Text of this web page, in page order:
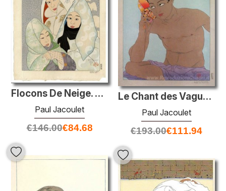
Flocons De Neige. Pengyong, Coree
Paul Jacoulet
€146.00€84.68
Le Chant des Vagues. Ponape, Est Carolines
Paul Jacoulet
€193.00€111.94